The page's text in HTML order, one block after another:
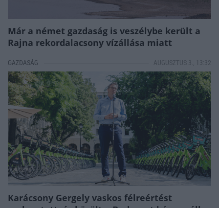
Már a német gazdaság is veszélybe került a
Rajna rekordalacsony vízállása miatt
GAZDASÁG
Karácsony Gergely vaskos félreértést
AUGUSZTUS 3., 13:32